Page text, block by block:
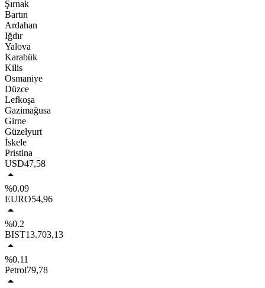
Şırnak
Bartın
Ardahan
Iğdır
Yalova
Karabük
Kilis
Osmaniye
Düzce
Lefkoşa
Gazimağusa
Girne
Güzelyurt
İskele
Pristina
USD47,58
%0.09
EURO54,96
%0.2
BIST13.703,13
%0.11
Petrol79,78